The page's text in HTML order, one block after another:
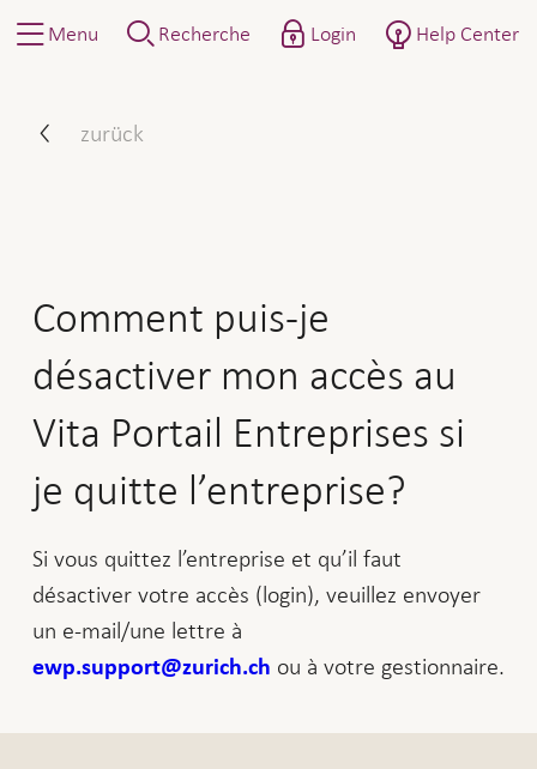
Menu Recherche Login Help Center
zurück
Comment puis-je
désactiver mon accès au
Vita Portail Entreprises si
je quitte l’entreprise?
Si vous quittez l’entreprise et qu’il faut
désactiver votre accès (login), veuillez envoyer
un e-mail/une lettre à
ewp.support@zurich.ch ou à votre gestionnaire.